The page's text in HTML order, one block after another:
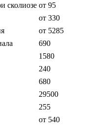
сколиозе от 95
от 330
от 5285
690
1580
240
680
29500
255
от 540